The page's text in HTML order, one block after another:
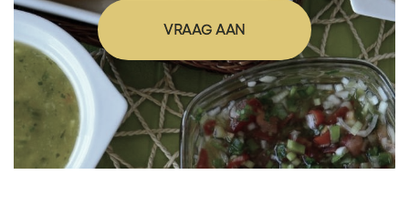
VRAAG AAN